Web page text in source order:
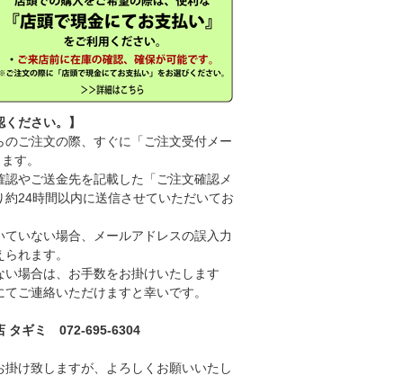
ださい。】
ご注文の際、すぐに「ご注文受付メー
す。
やご送金先を記載した「ご注文確認メ
約24時間以内に送信させていただいてお
いない場合、メールアドレスの誤入力
れます。
場合は、お手数をお掛けいたします
ご連絡いただけますと幸いです。
タギミ 072-695-6304
掛け致しますが、よろしくお願いいたし